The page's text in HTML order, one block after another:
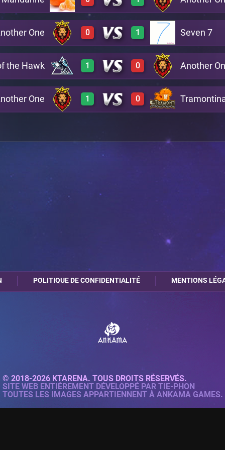
3 A24 0
0 A23 3
One 0 Seven 7
1
0 A4 2
the Hawk 1 Another
0
3 A2 0
One 1 0
POLITIQUE DE CONFIDENTIALITÉ MENTIONS
© 2018-2026 KTARENA. TOUS DROITS RÉSERVÉS.
SITE WEB ENTIÈREMENT DÉVELOPPÉ PAR TIE-PHON
TOUTES LES IMAGES APPARTIENNENT À ANKAMA GAMES.